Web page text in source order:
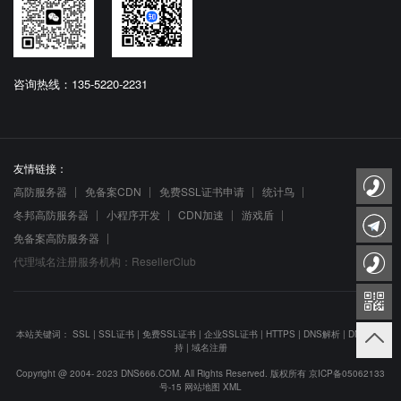
咨询热线：135-5220-2231
友情链接：
高防服务器
免备案CDN 免费SSL证书申请
统计鸟
冬邦高防服务器
小程序开发 CDN加速
游戏盾
免备案高防服务器
代理域名注册服务机构：ResellerClub
本站关键词： SSL | SSL证书 | 免费SSL证书 | 企业SSL证书 | HTTPS | DNS解析 | DNS防劫
持| 域名注册
Copyright @ 2004- 2023 DNS666.COM. All Rights Reserved. 版权所有 京ICP备05062133
号-15 网站地图 XML